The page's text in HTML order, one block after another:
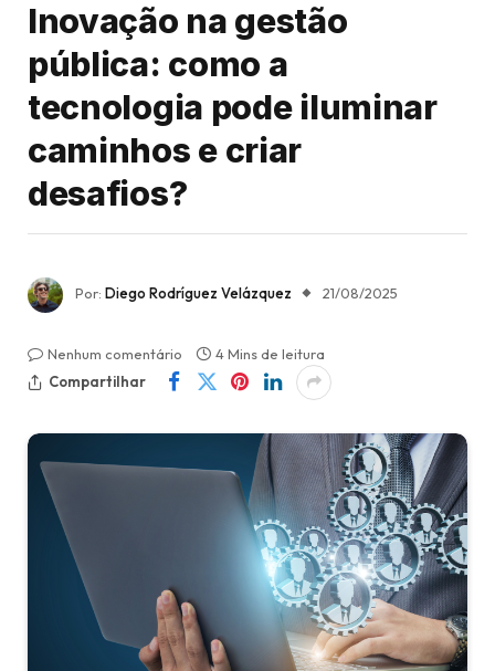
Inovação na gestão
pública: como a
tecnologia pode iluminar
caminhos e criar
desafios?
Por: Diego Rodríguez Velázquez 21/08/2025
Nenhum comentário
4 Mins de leitura
Compartilhar